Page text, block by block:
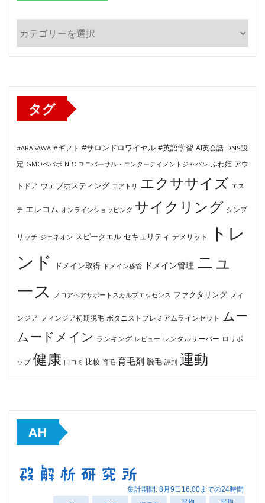
テ
タグ
#ARASAWA #ギフト #サロンドロワイヤル #英語学習 AI英会話 DNS設
定 GMOペパボ NBCユニバーサル・エンターテイメントジャパン ふわ姫 アウ
トドア ウェブホスティング エアトリ エクササイズ エス
テ エレコム オンラインショッピング サイクリング シンプ
リッチ ジェネオン スピークエル セキュリティ デメリット
トレ
ンド
ドメイン取得 ドメイン移管 ドメイン管理 ニュ
ース
ノコアヘアサポートスカルプエッセンス ファクタリング フィ
ンジア フィンジア初期脱毛 ボタニストプレミアムラインセット ムー
ムードメイン ランキング レビュー レンタルサーバー ロリポ
ップ 健康 口コミ 比較 育毛 育毛剤 脱毛 評判 運動
AH